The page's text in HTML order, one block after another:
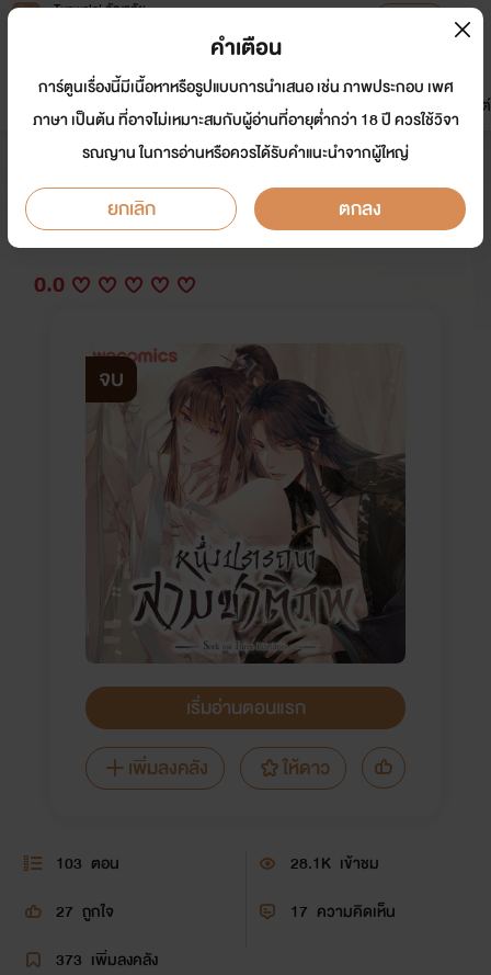
Tunwalai ธัญวลัย
หน้าแรก นิยาย อีบุ๊ก การ์ตูน
มาใหม่
ดรีมแชท ธัญลิสต์
หนึ่งปรารถนาสามชาติภพ
WeComicsTH
Y
0.0
จบ
เริ่มอ่านตอนแรก
เพิ่มลงคลัง
ให้ดาว
103 ตอน 28.1K เข้าชม
27 ถูกใจ 17 ความคิดเห็น
373 เพิ่มลงคลัง
คำเตือน
การ์ตูนเรื่องนี้มีเนื้อหาหรือรูปแบบการนำเสนอ เช่น ภาพประกอบ เพศ
ภาษา เป็นต้น ที่อาจไม่เหมาะสมกับผู้อ่านที่อายุต่ำกว่า 18 ปี ควรใช้วิจา
รณญาน ในการอ่านหรือควรได้รับคำแนะนำจากผู้ใหญ่
ยกเลิก ตกลง